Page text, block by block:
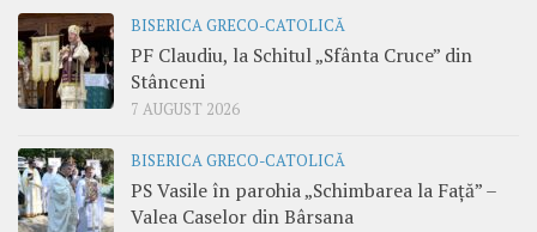
BISERICA GRECO-CATOLICĂ
PF Claudiu, la Schitul „Sfânta Cruce” din
Stânceni
7 AUGUST 2026
BISERICA GRECO-CATOLICĂ
PS Vasile în parohia „Schimbarea la Față” –
Valea Caselor din Bârsana